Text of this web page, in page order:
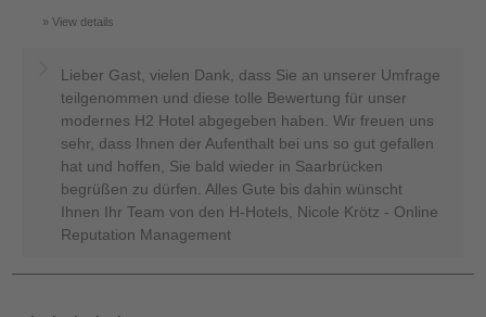
View details
Lieber Gast, vielen Dank, dass Sie an unserer Umfrage
teilgenommen und diese tolle Bewertung für unser
modernes H2 Hotel abgegeben haben. Wir freuen uns
sehr, dass Ihnen der Aufenthalt bei uns so gut gefallen
hat und hoffen, Sie bald wieder in Saarbrücken
begrüßen zu dürfen. Alles Gute bis dahin wünscht
Ihnen Ihr Team von den H-Hotels, Nicole Krötz - Online
Reputation Management